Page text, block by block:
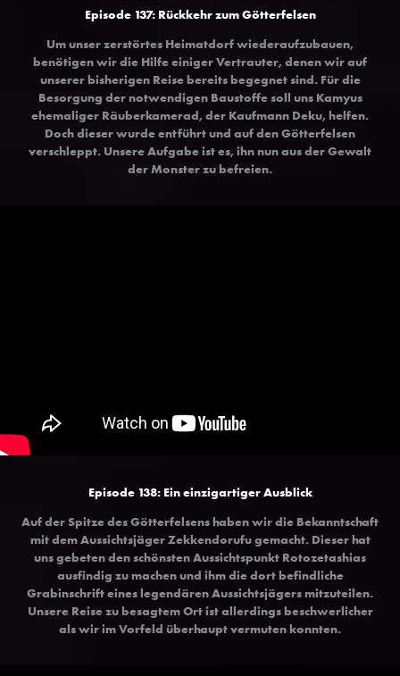
Episode 137: Rückkehr zum Götterfelsen
Um unser zerstörtes Heimatdorf wiederaufzubauen,
benötigen wir die Hilfe einiger Vertrauter, denen wir auf
unserer bisherigen Reise bereits begegnet sind. Für die
Besorgung der notwendigen Baustoffe soll uns Kamyus
ehemaliger Räuberkamerad, der Kaufmann Deku, helfen.
Doch dieser wurde entführt und auf den Götterfelsen
verschleppt. Unsere Aufgabe ist es, ihn nun aus der Gewalt
der Monster zu befreien.
Episode 138: Ein einzigartiger Ausblick
Auf der Spitze des Götterfelsens haben wir die Bekanntschaft
mit dem Aussichtsjäger Zekkendorufu gemacht. Dieser hat
uns gebeten den schönsten Aussichtspunkt Rotozetashias
ausfindig zu machen und ihm die dort befindliche
Grabinschrift eines legendären Aussichtsjägers mitzuteilen.
Unsere Reise zu besagtem Ort ist allerdings beschwerlicher
als wir im Vorfeld überhaupt vermuten konnten.